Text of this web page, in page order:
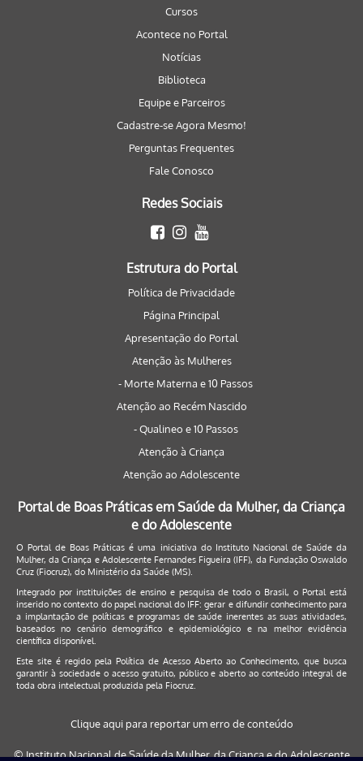
Cursos
Acontece no Portal
Notícias
Biblioteca
Equipe e Parceiros
Cadastre-se Agora Mesmo!
Perguntas Frequentes
Fale Conosco
Redes Sociais
Estrutura do Portal
Política de Privacidade
Página Principal
Apresentação do Portal
Atenção às Mulheres
- Morte Materna e 10 Passos
Atenção ao Recém Nascido
- Qualineo e 10 Passos
Atenção à Criança
Atenção ao Adolescente
Portal de Boas Práticas em Saúde da Mulher, da Criança
e do Adolescente
O Portal de Boas Práticas é uma iniciativa do Instituto Nacional de Saúde da
Mulher, da Criança e Adolescente Fernandes Figueira (IFF), da Fundação Oswaldo
Cruz (Fiocruz), do Ministério da Saúde (MS).
Integrado por instituições de ensino e pesquisa de todo o Brasil, o Portal está
inserido no contexto do papel nacional do IFF: gerar e difundir conhecimento para
a implantação de políticas e programas de saúde inerentes as suas atividades,
baseados no cenário demográfico e epidemiológico e na melhor evidência
científica disponível.
Este site é regido pela Política de Acesso Aberto ao Conhecimento, que busca
garantir à sociedade o acesso gratuito, público e aberto ao conteúdo integral de
toda obra intelectual produzida pela Fiocruz.
Clique aqui para reportar um erro de conteúdo
© Instituto Nacional de Saúde da Mulher, da Criança e do Adolescente